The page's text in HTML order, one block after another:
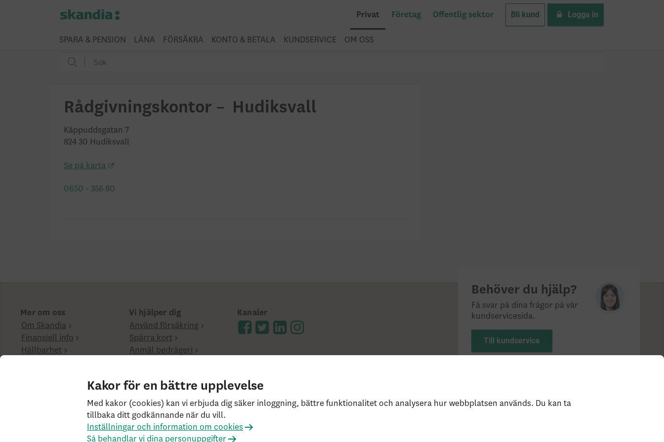
Privat Företag Offentlig sektor Bli kund Logga in
SPARA & PENSION LÅNA FÖRSÄKRA KONTO & BETALA KUNDSERVICE OM OSS
Rådgivningskontor – Hudiksvall
Käppuddsgatan 7
824 30 Hudiksvall
Se på karta
0650 - 356 80
Behöver du hjälp?
Få svar på dina frågor på vår
kundservicesida.
Till kundservice
Mer om oss
Om Skandia
Finansiell info
Hållbarhet
Vi hjälper dig
Använd försäkring
Spärra kort
Anmäl bedrägeri
Kanaler
Cookies på skandia.se Tillgänglighet Användarvillkor Ångerrätt och distansavtal Bor du utanför Sverige? Statlig insättningsgaranti & investerar­skydd
behandlar vi dina personuppgifter
Om Penningtvättslagen
Livförsäkringsbolaget Skandia, ömsesidigt, 106 55 Stockholm, Tel: 0771-55 55 00, © Skandia
Kakor för en bättre upplevelse
Med kakor (cookies) kan vi erbjuda dig säker inloggning, bättre funktionalitet och analysera hur webbplatsen används. Du kan ta
tillbaka ditt godkännande när du vill.
Inställningar och information om cookies
Så behandlar vi dina personuppgifter